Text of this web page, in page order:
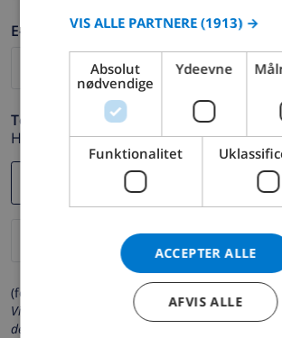
E-mail *
Telefon *
Hvis din e-mail adresse ikke fungerer
(felter markeret med * er obligatoriske)
Vi beskytter dit privatliv. Dine personlige
delt med andre.
VIS ALLE PARTNERE (1913) →
Absolut
nødvendige
Ydeevne
Funktionalitet
ACCEPTER ALLE
AFVIS ALLE